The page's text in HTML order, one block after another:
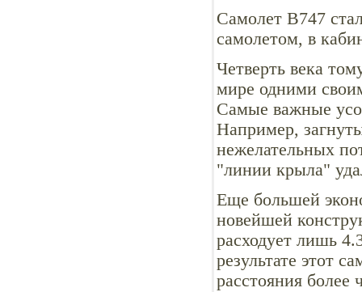
Самолет В747
самолетом, в
Четверть века
мире одними
Самые важные
Например,
нежелательных
"линии крыла"
Еще большей
новейшей
расходует лишь
результате этот
расстояния